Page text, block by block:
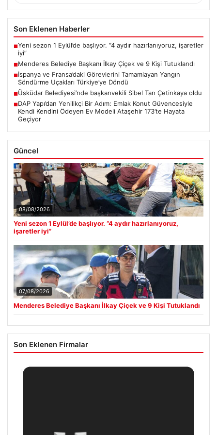
Son Eklenen Haberler
■Yeni sezon 1 Eylül’de başlıyor. “4 aydır hazırlanıyoruz, işaretler
iyi”
■Menderes Belediye Başkanı İlkay Çiçek ve 9 Kişi Tutuklandı
■İspanya ve Fransa’daki Görevlerini Tamamlayan Yangın
Söndürme Uçakları Türkiye’ye Döndü
■Üsküdar Belediyesi’nde başkanvekili Sibel Tan Çetinkaya oldu
■DAP Yapı’dan Yenilikçi Bir Adım: Emlak Konut Güvencesiyle
Kendi Kendini Ödeyen Ev Modeli Ataşehir 173’te Hayata
Geçiyor
Güncel
08/08/2026
Yeni sezon 1 Eylül’de başlıyor. “4 aydır hazırlanıyoruz,
işaretler iyi”
07/08/2026
Menderes Belediye Başkanı İlkay Çiçek ve 9 Kişi Tutuklandı
Son Eklenen Firmalar